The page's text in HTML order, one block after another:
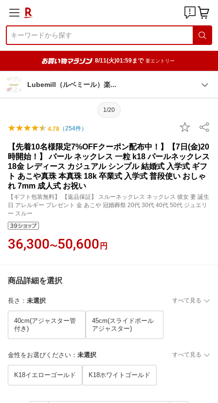
8/11(火)01:59まで 要エントリー
Lubemill（ルベミール） 楽
1/20
4.78 （254件）
【先着10名様限定7%OFFクーポン配布中！】【7日(金)20
時開始！】 パール ネックレス 一粒 k18 パールネックレス
18金 レディース カジュアル シンプル 結婚式 入学式 ギフ
ト あこや真珠 本真珠 18k 卒業式 入学式 普段使い おしゃ
れ 7mm 成人式 お祝い
【ギフト包装無料】 【返品保証】 スルーネックレス ネックレス 彼女 妻 誕生
日 アレルギー プレゼント 金 あこや 冠婚葬祭 20代 30代 40代 50代 ジュエリ
ー スルー
36,300〜50,600 円
商品詳細を選択
長さ ： 未選択 すべて見る
40cm(アジャスター管
付き)
45cm(スライドボール
アジャスター)
金性をお選びください ： 未選択 すべて見る
K18イエローゴールド K18ホワイトゴールド